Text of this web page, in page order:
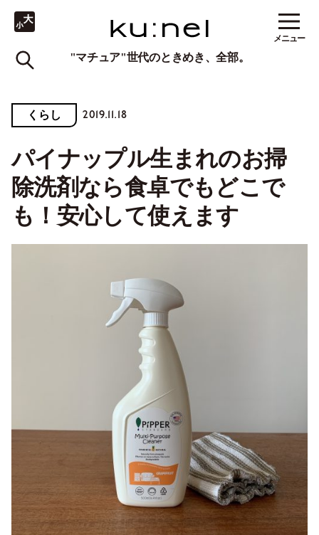
"マチュア"世代のときめき、全部。
メニュー
くらし 2019.11.18
パイナップル生まれのお掃
除洗剤なら食卓でもどこで
も！安心して使えます